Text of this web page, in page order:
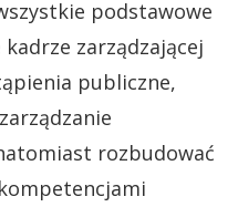
podstawowe
zarządzającej
publiczne,
rozbudować